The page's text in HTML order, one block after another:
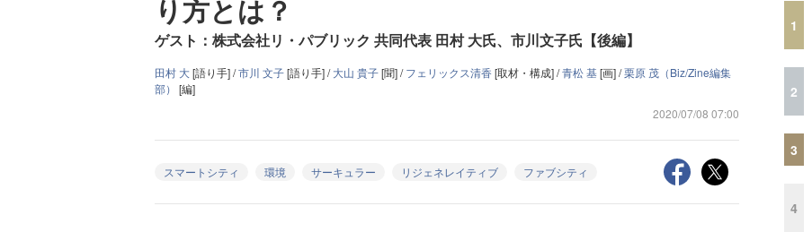
り方とは？
ゲスト：株式会社リ・パブリック 共同代表 田村 大氏、市川文子氏【後編】
田村 大[語り手] /市川 文子[語り手] /大山 貴子[聞] /フェリックス清香[取材・構成] /青松 基[画] /栗原 茂（Biz/Zine編集
部） [編]
2020/07/08 07:00
スマートシティ 環境 サーキュラー リジェネレイティブ ファブシティ
1
2
3
4